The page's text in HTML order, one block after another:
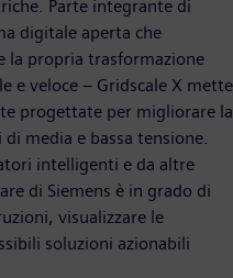
Parte integrante di
digitale aperta che
la propria trasformazione
e veloce – Gridscale X mette
progettate per migliorare la
media e bassa tensione.
intelligenti e da altre
di Siemens è in grado di
visualizzare le
soluzioni azionabili